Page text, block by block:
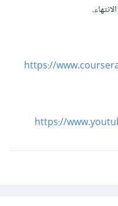
https://
https://